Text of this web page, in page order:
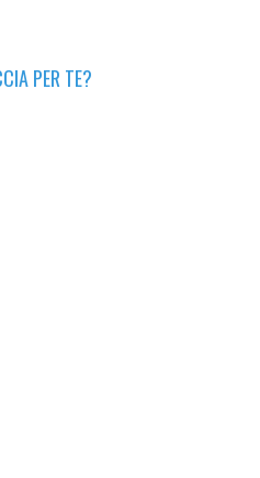
PER TE?